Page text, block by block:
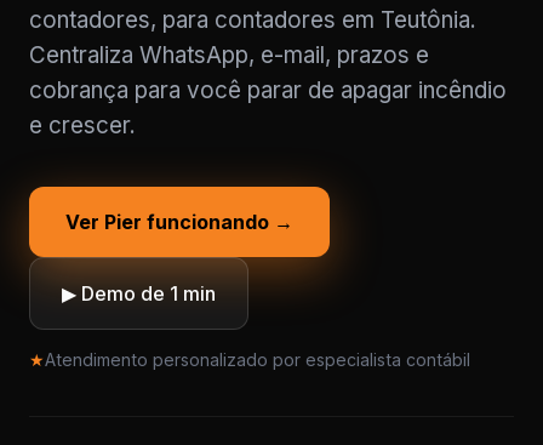
contadores, para contadores em Teutônia.
Centraliza WhatsApp, e-mail, prazos e
cobrança para você parar de apagar incêndio
e crescer.
Ver Pier funcionando →
▶ Demo de 1 min
★Atendimento personalizado por especialista contábil